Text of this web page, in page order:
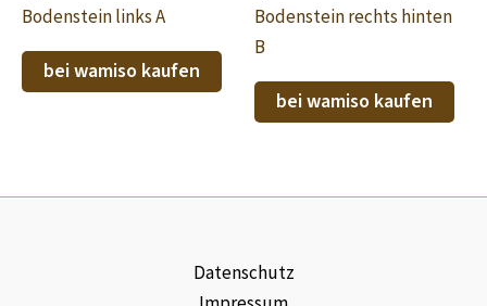
Bodenstein links A
bei wamiso kaufen
Bodenstein rechts hinten
B
bei wamiso kaufen
Datenschutz